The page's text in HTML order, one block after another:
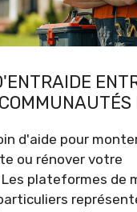
d'aide pour
ou rénover votre
plateformes de